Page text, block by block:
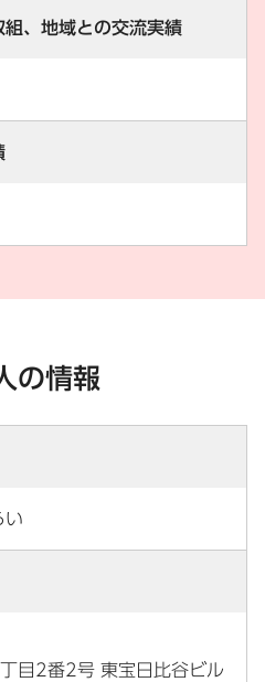
、地域との交流実績
の情報
い
目2番2号 東宝日比谷ビル